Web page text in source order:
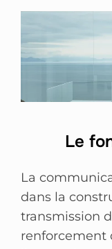
Le
La
dans la
transmission
renforcement